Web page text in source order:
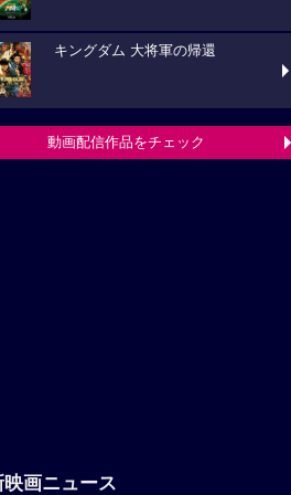
キングダム 大将軍の帰還
動画配信作品をチェック
映画ニュース